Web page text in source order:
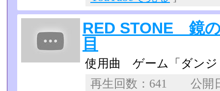
RED STONE 鏡
目
使用曲 ゲーム「ダンジ
再生回数：641 公開